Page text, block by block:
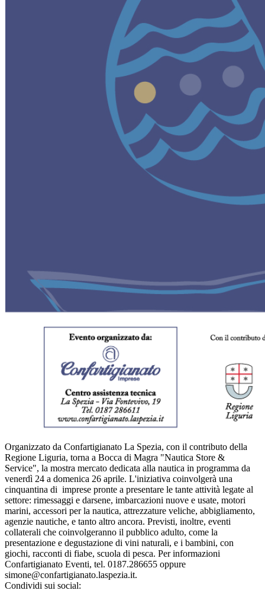
Organizzato da Confartigianato La Spezia, con il contributo della
Regione Liguria, torna a Bocca di Magra "Nautica Store &
Service", la mostra mercato dedicata alla nautica in programma da
venerdì 24 a domenica 26 aprile. L'iniziativa coinvolgerà una
cinquantina di imprese pronte a presentare le tante attività legate al
settore: rimessaggi e darsene, imbarcazioni nuove e usate, motori
marini, accessori per la nautica, attrezzature veliche, abbigliamento,
agenzie nautiche, e tanto altro ancora. Previsti, inoltre, eventi
collaterali che coinvolgeranno il pubblico adulto, come la
presentazione e degustazione di vini naturali, e i bambini, con
giochi, racconti di fiabe, scuola di pesca. Per informazioni
Confartigianato Eventi, tel. 0187.286655 oppure
simone@confartigianato.laspezia.it.
Condividi sui social: